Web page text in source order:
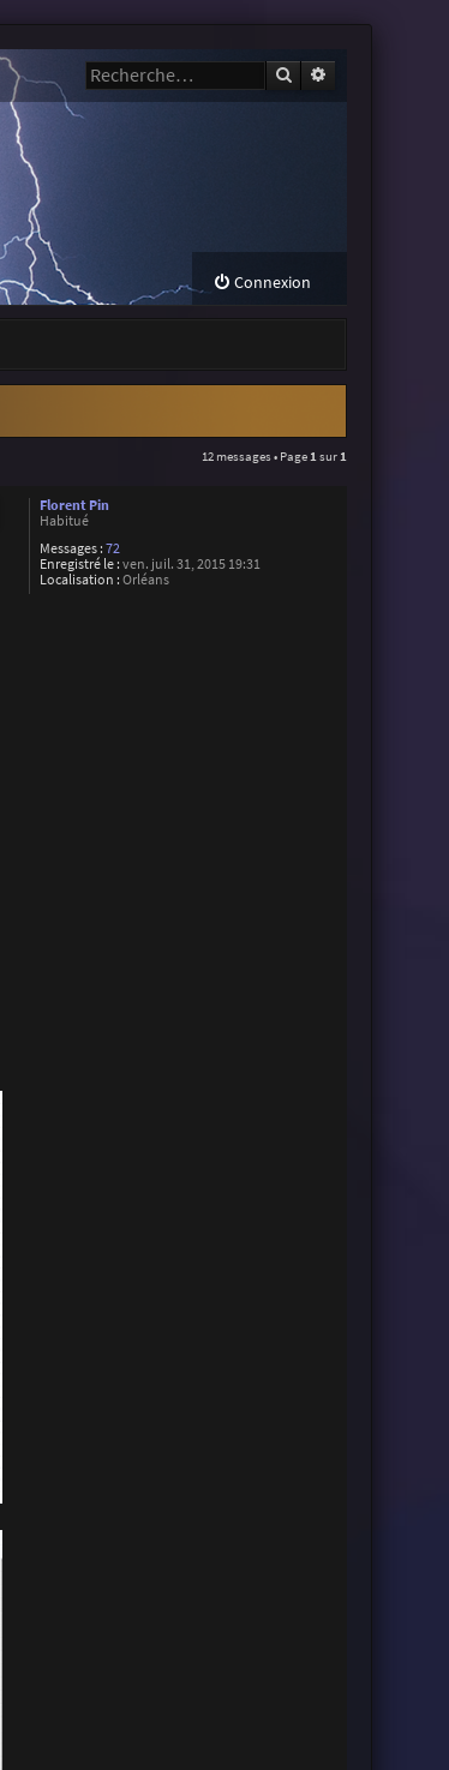
Rechercher
Connexion
12 messages • Page 1 sur 1
Florent Pin
Habitué
Messages : 72
Enregistré le : ven. juil. 31, 2015 19:31
Localisation : Orléans